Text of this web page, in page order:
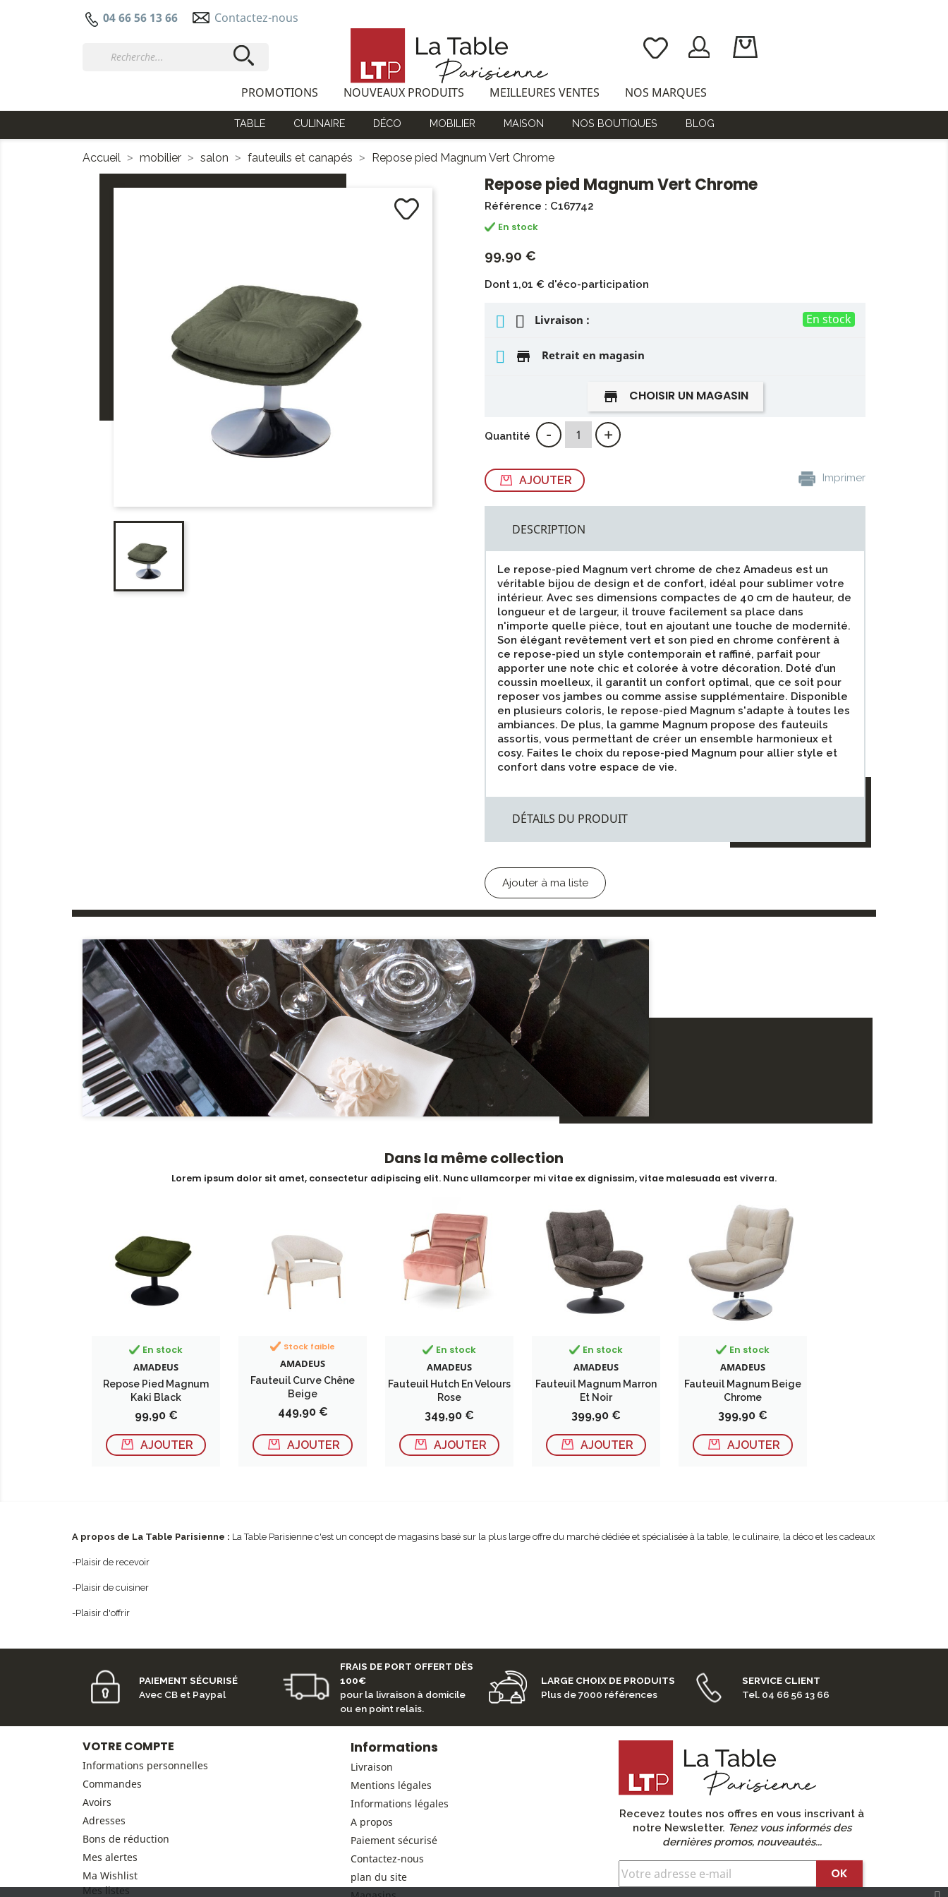
04 66 56 13 66 Contactez-nous
PROMOTIONS NOUVEAUX PRODUITS MEILLEURES VENTES NOS MARQUES
TABLE CULINAIRE DÉCO MOBILIER MAISON NOS BOUTIQUES BLOG
Accueil mobilier salon fauteuils et canapés Repose pied Magnum Vert Chrome
Repose pied Magnum Vert Chrome
Référence : C167742
En stock
99,90 €
Dont 1,01 € d'éco-participation
Livraison : En stock
store Retrait en magasin
store CHOISIR UN MAGASIN
Quantité - +
AJOUTER Imprimer
DESCRIPTION
Le repose-pied Magnum vert chrome de chez Amadeus est un
véritable bijou de design et de confort, idéal pour sublimer votre
intérieur. Avec ses dimensions compactes de 40 cm de hauteur, de
longueur et de largeur, il trouve facilement sa place dans
n'importe quelle pièce, tout en ajoutant une touche de modernité.
Son élégant revêtement vert et son pied en chrome confèrent à
ce repose-pied un style contemporain et raffiné, parfait pour
apporter une note chic et colorée à votre décoration. Doté d’un
coussin moelleux, il garantit un confort optimal, que ce soit pour
reposer vos jambes ou comme assise supplémentaire. Disponible
en plusieurs coloris, le repose-pied Magnum s'adapte à toutes les
ambiances. De plus, la gamme Magnum propose des fauteuils
assortis, vous permettant de créer un ensemble harmonieux et
cosy. Faites le choix du repose-pied Magnum pour allier style et
confort dans votre espace de vie.
DÉTAILS DU PRODUIT
Ajouter à ma liste
Dans la même collection
Lorem ipsum dolor sit amet, consectetur adipiscing elit. Nunc ullamcorper mi vitae ex dignissim, vitae malesuada est viverra.
En stock
AMADEUS
Repose Pied Magnum
Kaki Black
Prix
99,90 €
AJOUTER
Stock faible
AMADEUS
Fauteuil Curve Chêne
Beige
Prix
449,90 €
AJOUTER
En stock
AMADEUS
Fauteuil Hutch En Velours
Rose
Prix
349,90 €
AJOUTER
En stock
AMADEUS
Fauteuil Magnum Marron
Et Noir
Prix
399,90 €
AJOUTER
En stock
AMADEUS
Fauteuil Magnum Beige
Chrome
Prix
399,90 €
AJOUTER
A propos de La Table Parisienne : La Table Parisienne c'est un concept de magasins basé sur la plus large offre du marché dédiée et spécialisée à la table, le culinaire, la déco et les cadeaux
-Plaisir de recevoir
-Plaisir de cuisiner
-Plaisir d'offrir
PAIEMENT SÉCURISÉ
Avec CB et Paypal
FRAIS DE PORT OFFERT DÈS
100€
pour la livraison à domicile
ou en point relais.
LARGE CHOIX DE PRODUITS
Plus de 7000 références
SERVICE CLIENT
Tel. 04 66 56 13 66
VOTRE COMPTE
Informations personnelles
Commandes
Avoirs
Adresses
Bons de réduction
Mes alertes
Ma Wishlist
Mes listes
Informations
Livraison
Mentions légales
Informations légales
A propos
Paiement sécurisé
Contactez-nous
plan du site
Recevez toutes nos offres en vous inscrivant à
notre Newsletter. Tenez vous informés des
dernières promos, nouveautés...